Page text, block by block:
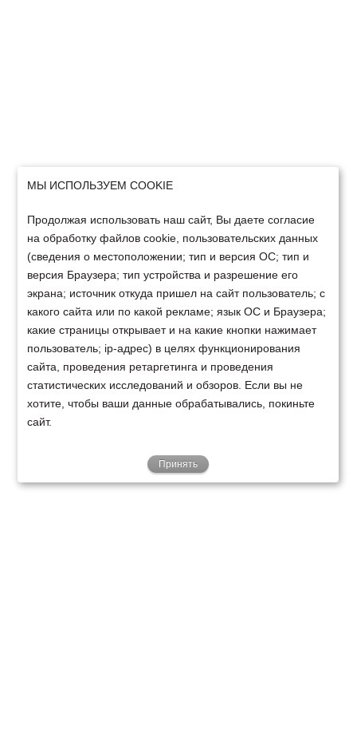
МЫ ИСПОЛЬЗУЕМ COOKIE
Продолжая использовать наш сайт, Вы даете согласие
на обработку файлов cookie, пользовательских данных
(сведения о местоположении; тип и версия ОС; тип и
версия Браузера; тип устройства и разрешение его
экрана; источник откуда пришел на сайт пользователь; с
какого сайта или по какой рекламе; язык ОС и Браузера;
какие страницы открывает и на какие кнопки нажимает
пользователь; ip-адрес) в целях функционирования
сайта, проведения ретаргетинга и проведения
статистических исследований и обзоров. Если вы не
хотите, чтобы ваши данные обрабатывались, покиньте
сайт.
Принять